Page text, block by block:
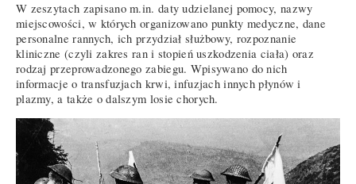
W zeszytach zapisano m.in. daty udzielanej pomocy, nazwy
miejscowości, w których organizowano punkty medyczne, dane
personalne rannych, ich przydział służbowy, rozpoznanie
kliniczne (czyli zakres ran i stopień uszkodzenia ciała) oraz
rodzaj przeprowadzonego zabiegu. Wpisywano do nich
informacje o transfuzjach krwi, infuzjach innych płynów i
plazmy, a także o dalszym losie chorych.